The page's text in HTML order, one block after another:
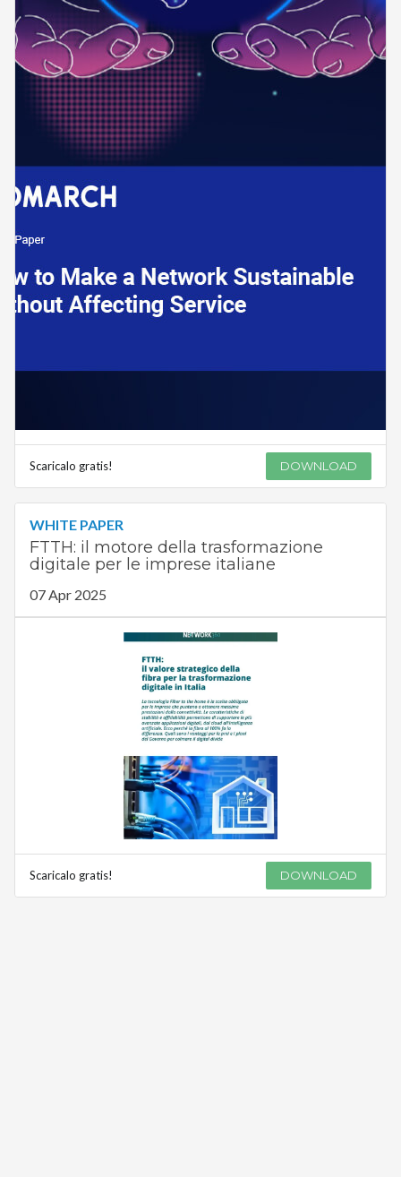
Scaricalo gratis! DOWNLOAD
WHITE PAPER
FTTH: il motore della trasformazione
digitale per le imprese italiane
07 Apr 2025
Scaricalo gratis! DOWNLOAD